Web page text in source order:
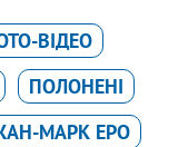
ВІДЕО
ПОЛОНЕНІ
МАРК ЕРО